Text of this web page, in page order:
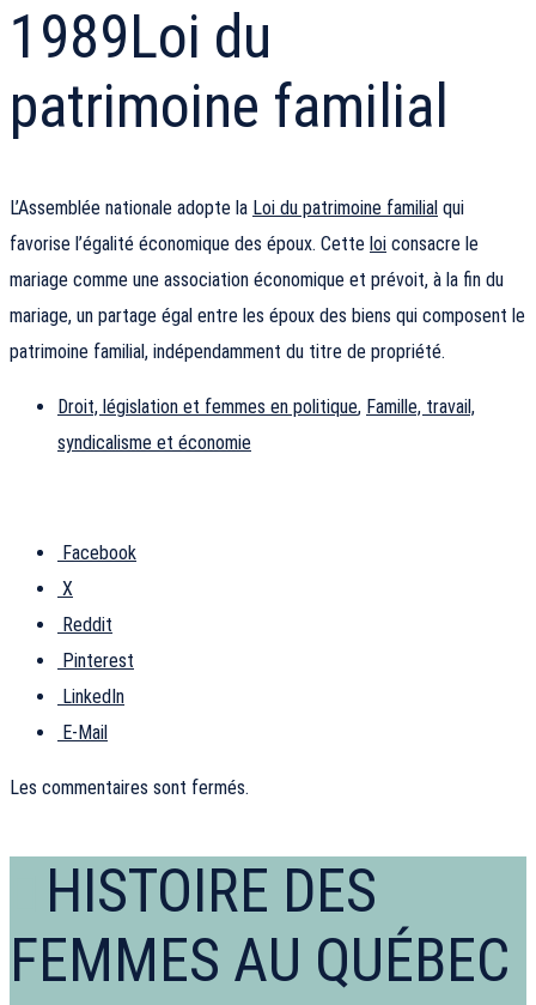
1989Loi du
patrimoine familial
L’Assemblée nationale adopte la Loi du patrimoine familial qui
favorise l’égalité économique des époux. Cette loi consacre le
mariage comme une association économique et prévoit, à la fin du
mariage, un partage égal entre les époux des biens qui composent le
patrimoine familial, indépendamment du titre de propriété.
Droit, législation et femmes en politique, Famille, travail,
syndicalisme et économie
Facebook
X
Reddit
Pinterest
LinkedIn
E-Mail
Les commentaires sont fermés.
HISTOIRE DES
FEMMES AU QUÉBEC